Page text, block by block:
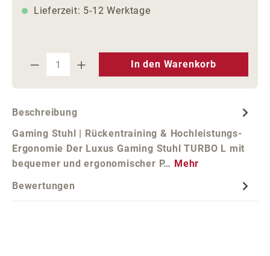
Lieferzeit: 5-12 Werktage
Produkt Anzahl: Gib den
In den Warenkorb
Beschreibung
Gaming Stuhl | Rückentraining & Hochleistungs-
Ergonomie Der Luxus Gaming Stuhl TURBO L mit
bequemer und ergonomischer P… Mehr
Bewertungen